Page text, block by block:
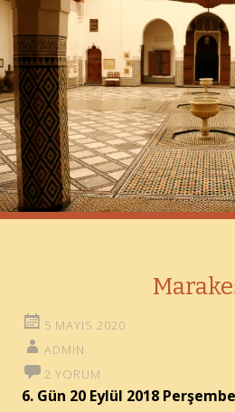
5 MAYIS 2020
ADMIN
2 YORUM
6. Gün 20 Eylül 2018